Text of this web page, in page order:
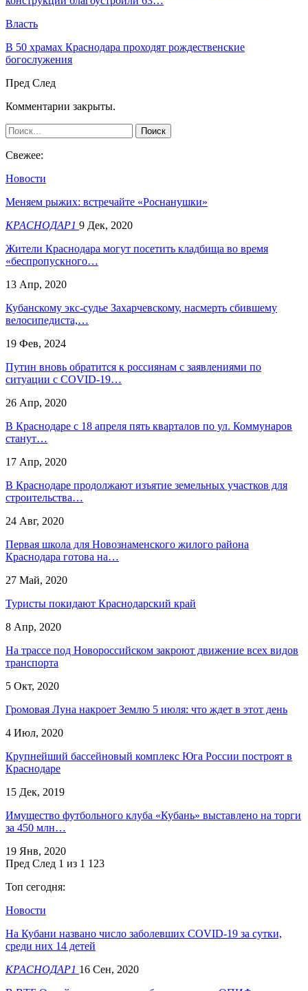
Власть
В 50 храмах Краснодара проходят рождественские
богослужения
Пред След
Комментарии закрыты.
Свежее:
Новости
Меняем рыжих: встречайте «Роснанушки»
КРАСНОДАР1 9 Дек, 2020
Жители Краснодара могут посетить кладбища во время
«беспропускного…
13 Апр, 2020
Кубанскому экс-судье Захарчевскому, насмерть сбившему
велосипедиста,…
19 Фев, 2024
Путин вновь обратится к россиянам с заявлениями по
ситуации с COVID-19…
26 Апр, 2020
В Краснодаре с 18 апреля пять кварталов по ул. Коммунаров
станут…
17 Апр, 2020
В Краснодаре продолжают изъятие земельных участков для
строительства…
24 Авг, 2020
Первая школа для Новознаменского жилого района
Краснодара готова на…
27 Май, 2020
Туристы покидают Краснодарский край
8 Апр, 2020
На трассе под Новороссийском закроют движение всех видов
транспорта
5 Окт, 2020
Громовая Луна накроет Землю 5 июля: что ждет в этот день
4 Июл, 2020
Крупнейший бассейновый комплекс Юга России построят в
Краснодаре
15 Дек, 2019
Имущество футбольного клуба «Кубань» выставлено на торги
за 450 млн…
19 Янв, 2020
Пред След 1 из 1 123
Топ сегодня:
Новости
На Кубани названо число заболевших COVID-19 за сутки,
среди них 14 детей
КРАСНОДАР1 16 Сен, 2020